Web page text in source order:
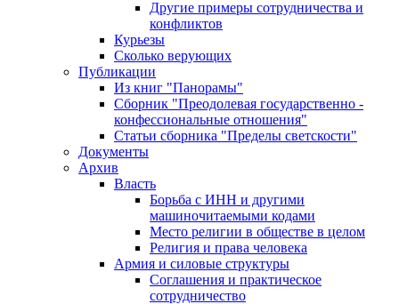
Другие примеры сотрудничества и
конфликтов
Курьезы
Сколько верующих
Публикации
Из книг "Панорамы"
Сборник "Преодолевая государственно -
конфессиональные отношения"
Статьи сборника "Пределы светскости"
Документы
Архив
Власть
Борьба с ИНН и другими
машиночитаемыми кодами
Место религии в обществе в целом
Религия и права человека
Армия и силовые структуры
Соглашения и практическое
сотрудничество